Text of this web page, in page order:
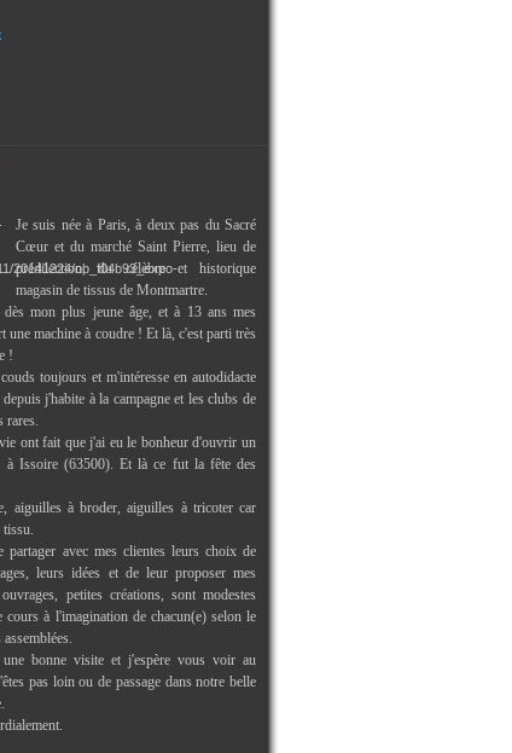
Je suis née à Paris, à deux pas du Sacré
Cœur et du marché Saint Pierre, lieu de
prédilection, du célèbre et historique
magasin de tissus de Montmartre.
mon plus jeune âge, et à 13 ans mes
une machine à coudre ! Et là, c'est parti très
!
toujours et m'intéresse en autodidacte
j'habite à la campagne et les clubs de
rares.
ont fait que j'ai eu le bonheur d'ouvrir un
à Issoire (63500). Et là ce fut la fête des
aiguilles à broder, aiguilles à tricoter car
tissu.
partager avec mes clientes leurs choix de
leurs idées et de leur proposer mes
petites créations, sont modestes
cours à l'imagination de chacun(e) selon le
bonne visite et j'espère vous voir au
pas loin ou de passage dans notre belle